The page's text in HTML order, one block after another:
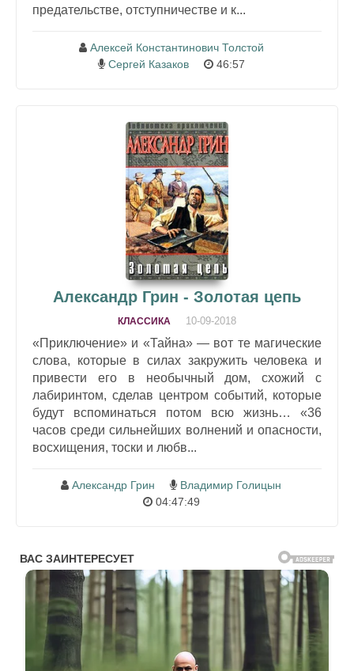
предательстве, отступничестве и к...
Алексей Константинович Толстой
Сергей Казаков
46:57
Александр Грин - Золотая цепь
КЛАССИКА 10-09-2018
«Приключение» и «Тайна» — вот те магические
слова, которые в силах закружить человека и
привести его в необычный дом, схожий с
лабиринтом, сделав центром событий, которые
будут вспоминаться потом всю жизнь… «36
часов среди сильнейших волнений и опасности,
восхищения, тоски и любв...
Александр Грин
Владимир Голицын
04:47:49